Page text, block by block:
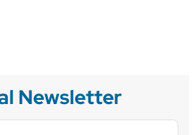
Newsletter